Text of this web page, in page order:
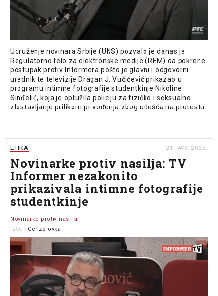
Udruženje novinara Srbije (UNS) pozvalo je danas je
Regulatorno telo za elektronske medije (REM) da pokrene
postupak protiv Informera pošto je glavni i odgovorni
urednik te televizije Dragan J. Vučićević prikazao u
programu intimne fotografije studentkinje Nikoline
Sinđelić, koja je optužila policiju za fizičko i seksualno
zlostavljanje prilikom privođenja zbog učešća na protestu.
ETIKA 21. AVG 2025.
Novinarke protiv nasilja: TV
Informer nezakonito
prikazivala intimne fotografije
studentkinje
Novinarke protiv nasilja
IZVOR Cenzolovka